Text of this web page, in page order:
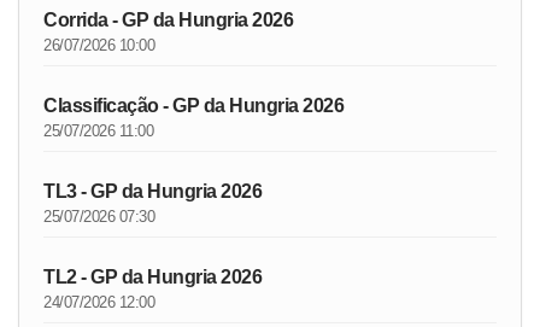
Corrida - GP da Hungria 2026
26/07/2026 10:00
Classificação - GP da Hungria 2026
25/07/2026 11:00
TL3 - GP da Hungria 2026
25/07/2026 07:30
TL2 - GP da Hungria 2026
24/07/2026 12:00